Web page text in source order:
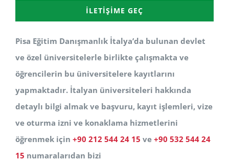
İLETIŞIME GEÇ
Pisa Eğitim Danışmanlık İtalya’da bulunan devlet
ve özel üniversitelerle birlikte çalışmakta ve
öğrencilerin bu üniversitelere kayıtlarını
yapmaktadır. İtalyan üniversiteleri hakkında
detaylı bilgi almak ve başvuru, kayıt işlemleri, vize
ve oturma izni ve konaklama hizmetlerini
öğrenmek için +90 212 544 24 15 ve +90 532 544 24
15 numaralarıdan bizi